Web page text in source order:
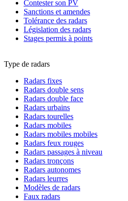
Contester son PV
Sanctions et amendes
Tolérance des radars
Législation des radars
Stages permis à points
Type de radars
Radars fixes
Radars double sens
Radars double face
Radars urbains
Radars tourelles
Radars mobiles
Radars mobiles mobiles
Radars feux rouges
Radars passages à niveau
Radars tronçons
Radars autonomes
Radars leurres
Modèles de radars
Faux radars